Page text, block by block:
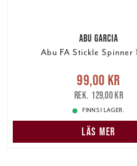
ABU GARCIA
Abu FA Stickle Spinner
Nuvarande pris :99,00 kr
pris:129,00 kr
99,00 kr
129,00 kr
FINNS I LAGER.
LÄS MER